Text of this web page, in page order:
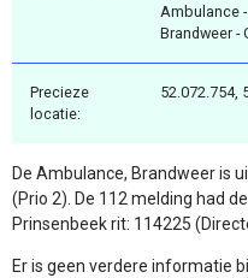
Ambulance
Brandweer -
Precieze
locatie:
52.072.754,
De Ambulance, Brandweer is
(Prio 2). De 112 melding had
Prinsenbeek rit: 114225
Er is geen verdere informatie